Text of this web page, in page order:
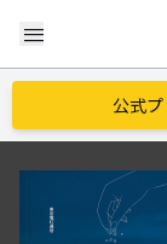
menu
公式